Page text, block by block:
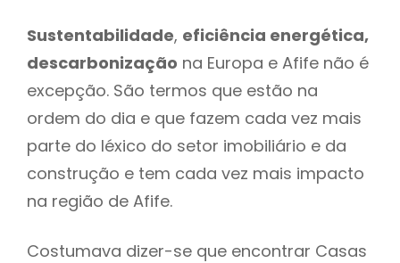
Sustentabilidade, eficiência energética,
descarbonização na Europa e Afife não é
excepção. São termos que estão na
ordem do dia e que fazem cada vez mais
parte do léxico do setor imobiliário e da
construção e tem cada vez mais impacto
na região de Afife.
Costumava dizer-se que encontrar Casas